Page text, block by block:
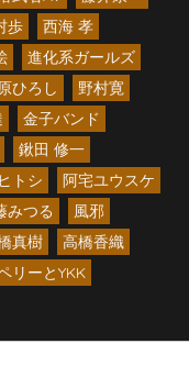
歩
西海 孝
進化系ガールズ
ひろし
野村寛
金子バンド
鍬田 修一
トシ
阿宅ユウスケ
みつる
風邪
真樹
高橋香織
リーとYKK